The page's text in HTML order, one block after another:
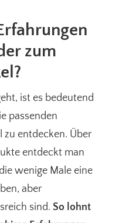
zum
ist es bedeutend
passenden
zu entdecken. Über
entdeckt man
wenige Male eine
aber
sind. So lohnt